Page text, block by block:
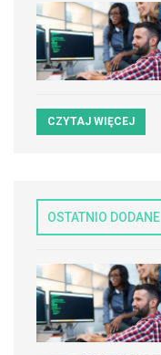
CZYTAJ WIĘCEJ
OSTATNIO DODANE